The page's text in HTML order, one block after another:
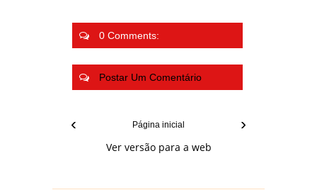
0 Comments:
Postar Um Comentário
‹ ›
Página inicial
Ver versão para a web